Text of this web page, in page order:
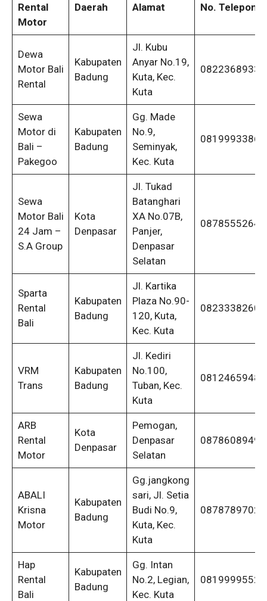
Rental
Motor
Daerah Alamat No. Telepon
Dewa
Motor Bali
Rental
Kabupaten
Badung
Jl. Kubu
Anyar No.19,
Kuta, Kec.
Kuta
Sewa
Motor di
Bali –
Pakegoo
Kabupaten
Badung
Gg. Made
No.9,
Seminyak,
Kec. Kuta
Sewa
Motor Bali
24 Jam –
S.A Group
Kota
Denpasar
Jl. Tukad
Batanghari
XA No.07B,
Panjer,
Denpasar
Selatan
Sparta
Rental
Bali
Kabupaten
Badung
Jl. Kartika
Plaza No.90-
120, Kuta,
Kec. Kuta
VRM
Trans
Kabupaten
Badung
Jl. Kediri
No.100,
Tuban, Kec.
Kuta
ARB
Rental
Motor
Kota
Denpasar
Pemogan,
Denpasar
Selatan
ABALI
Krisna
Motor
Kabupaten
Badung
Gg.jangkong
sari, Jl. Setia
Budi No.9,
Kuta, Kec.
Kuta
Hap
Rental
Bali
Kabupaten
Badung
Gg. Intan
No.2, Legian,
Kec. Kuta